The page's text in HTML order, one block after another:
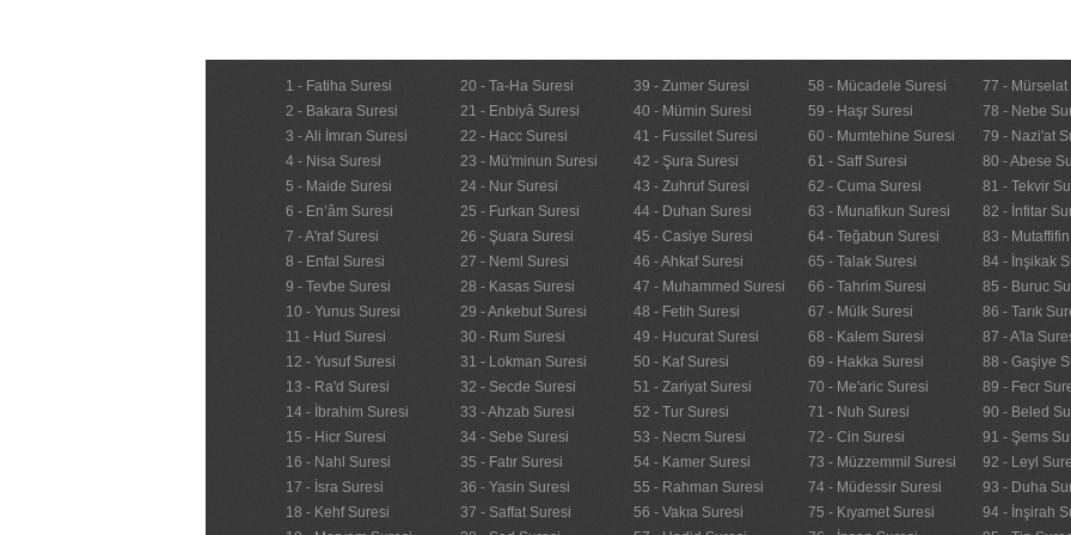
1 - Fatiha Suresi
2 - Bakara Suresi
3 - Ali İmran Suresi
4 - Nisa Suresi
5 - Maide Suresi
6 - En’âm Suresi
7 - A'raf Suresi
8 - Enfal Suresi
9 - Tevbe Suresi
10 - Yunus Suresi
11 - Hud Suresi
12 - Yusuf Suresi
13 - Ra'd Suresi
14 - İbrahim Suresi
15 - Hicr Suresi
16 - Nahl Suresi
17 - İsra Suresi
18 - Kehf Suresi
20 - Ta-Ha Suresi
21 - Enbiyâ Suresi
22 - Hacc Suresi
23 - Mü'minun Suresi
24 - Nur Suresi
25 - Furkan Suresi
26 - Şuara Suresi
27 - Neml Suresi
28 - Kasas Suresi
29 - Ankebut Suresi
30 - Rum Suresi
31 - Lokman Suresi
32 - Secde Suresi
33 - Ahzab Suresi
34 - Sebe Suresi
35 - Fatır Suresi
36 - Yasin Suresi
37 - Saffat Suresi
39 - Zumer Suresi
40 - Mümin Suresi
41 - Fussilet Suresi
42 - Şura Suresi
43 - Zuhruf Suresi
44 - Duhan Suresi
45 - Casiye Suresi
46 - Ahkaf Suresi
47 - Muhammed Suresi
48 - Fetih Suresi
49 - Hucurat Suresi
50 - Kaf Suresi
51 - Zariyat Suresi
52 - Tur Suresi
53 - Necm Suresi
54 - Kamer Suresi
55 - Rahman Suresi
56 - Vakıa Suresi
58 - Mücadele Suresi
59 - Haşr Suresi
60 - Mumtehine Suresi
61 - Saff Suresi
62 - Cuma Suresi
63 - Munafikun Suresi
64 - Teğabun Suresi
65 - Talak Suresi
66 - Tahrim Suresi
67 - Mülk Suresi
68 - Kalem Suresi
69 - Hakka Suresi
70 - Me'aric Suresi
71 - Nuh Suresi
72 - Cin Suresi
73 - Müzzemmil Suresi
74 - Müdessir Suresi
75 - Kıyamet Suresi
77 - Mürselat
78 - Nebe
79 - Nazi'at
80 - Abese
81 - Tekvir
82 - İnfitar
83 -
84 - İnşikak
85 - Buruc
86 - Tarık
87 - A'la
88 - Gaşiye
89 - Fecr
90 - Beled
91 - Şems
92 - Leyl
93 - Duha
94 - İnşirah